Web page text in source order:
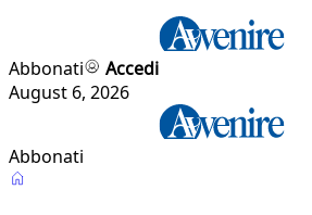
Abbonati
Accedi
August 6, 2026
Abbonati